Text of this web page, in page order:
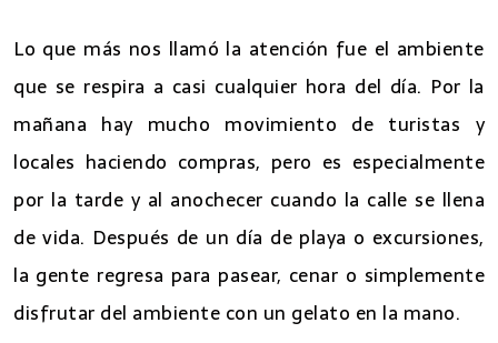
Lo que más nos llamó la atención fue el ambiente
que se respira a casi cualquier hora del día. Por la
mañana hay mucho movimiento de turistas y
locales haciendo compras, pero es especialmente
por la tarde y al anochecer cuando la calle se llena
de vida. Después de un día de playa o excursiones,
la gente regresa para pasear, cenar o simplemente
disfrutar del ambiente con un gelato en la mano.